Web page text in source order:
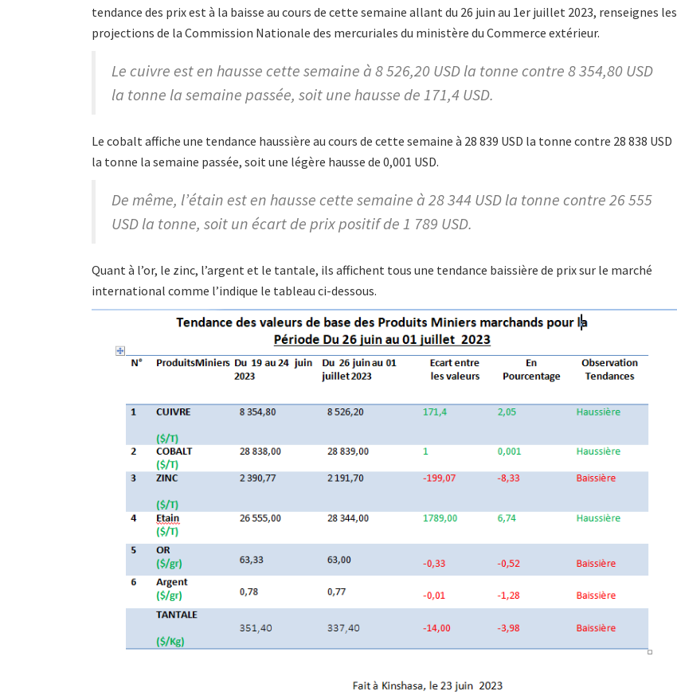
tendance des prix est à la baisse au cours de cette semaine allant du 26 juin au 1er juillet 2023, renseignes les
projections de la Commission Nationale des mercuriales du ministère du Commerce extérieur.
Le cuivre est en hausse cette semaine à 8 526,20 USD la tonne contre 8 354,80 USD
la tonne la semaine passée, soit une hausse de 171,4 USD.
Le cobalt affiche une tendance haussière au cours de cette semaine à 28 839 USD la tonne contre 28 838 USD
la tonne la semaine passée, soit une légère hausse de 0,001 USD.
De même, l’étain est en hausse cette semaine à 28 344 USD la tonne contre 26 555
USD la tonne, soit un écart de prix positif de 1 789 USD.
Quant à l’or, le zinc, l’argent et le tantale, ils affichent tous une tendance baissière de prix sur le marché
international comme l’indique le tableau ci-dessous.